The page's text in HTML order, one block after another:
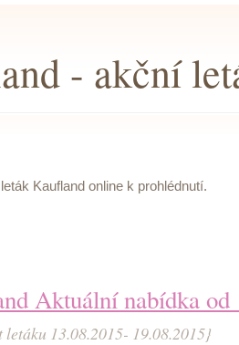
- akční
Kaufland online k prohlédnutí.
Aktuální nabídka od
letáku 13.08.2015- 19.08.2015}